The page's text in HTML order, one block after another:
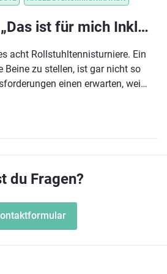
Nico Porges: „Das ist für mich Inklusion“
acht Rollstuhltennisturniere. Ein
Beine zu stellen, ist gar nicht so
einen erwarten, weiß
Pfingsten als Turnierdirektor die
haben wir mit Porges
du Fragen?